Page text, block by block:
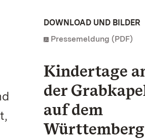
DOWNLOAD UND BILDER
Pressemeldung (PDF)
Kindertage
der
auf dem
Württemberg